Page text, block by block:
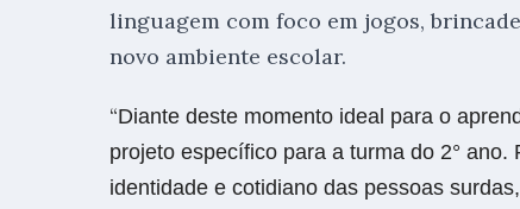
linguagem com foco em jogos,
novo ambiente escolar.
“Diante deste momento ideal para o
projeto específico para a turma do 2°
identidade e cotidiano das pessoas